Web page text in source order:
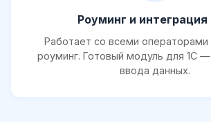
Роуминг и интеграция
Работает со всеми
роуминг. Готовый модуль для 1С —
ввода данных.